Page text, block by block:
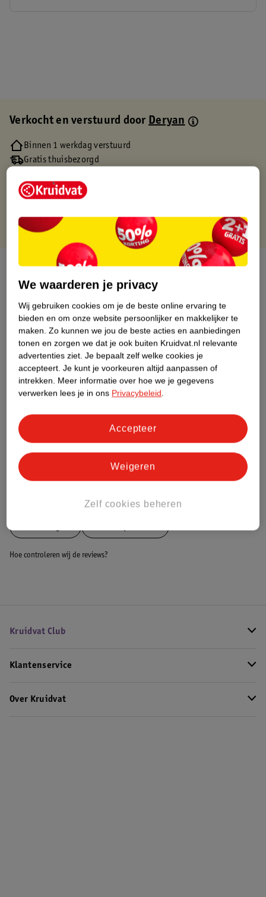
Verkocht en verstuurd doorDeryan
Binnen 1 werkdag verstuurd
Gratis thuisbezorgd
Gratis punten met je Kruidvat kaart
Over dit product
Productinformatie
Etiketinformatie
Nature Impact Score
Dit product heeft (nog) geen Nature
Impact Score.
Bestel & Bezorginformatie
Hoe controleren wij de reviews?
Kruidvat Club
Klantenservice
Over Kruidvat
We waarderen je privacy
Wij gebruiken cookies om je de beste online ervaring te
bieden en om onze website persoonlijker en makkelijker te
maken. Zo kunnen we jou de beste acties en aanbiedingen
tonen en zorgen we dat je ook buiten Kruidvat.nl relevante
advertenties ziet. Je bepaalt zelf welke cookies je
accepteert. Je kunt je voorkeuren altijd aanpassen of
intrekken. Meer informatie over hoe we je gegevens
verwerken lees je in ons Privacybeleid.
Zelf cookies beheren
Weigeren
Accepteer